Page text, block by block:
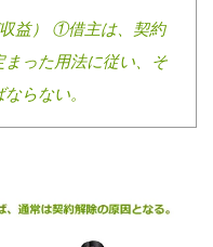
益） ①借主は、契約
まった用法に従い、そ
らない。